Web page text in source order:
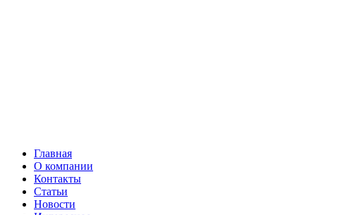
Главная
О компании
Контакты
Статьи
Новости